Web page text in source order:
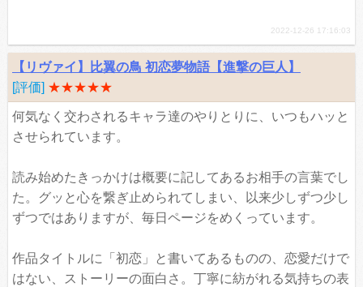
2022-12-26 17:16:03
【リヴァイ】比翼の鳥 初恋夢物語【進撃の巨人】
[評価] ★★★★★
何気なく交わされるキャラ達のやりとりに、いつもハッと
させられています。
読み始めたきっかけは概要に記してあるお相手の言葉でし
た。グッと心を繋ぎ止められてしまい、以来少しずつ少し
ずつではありますが、毎日ページをめくっています。
作品タイトルに「初恋」と書いてあるものの、恋愛だけで
はない、ストーリーの面白さ。丁寧に紡がれる気持ちの表